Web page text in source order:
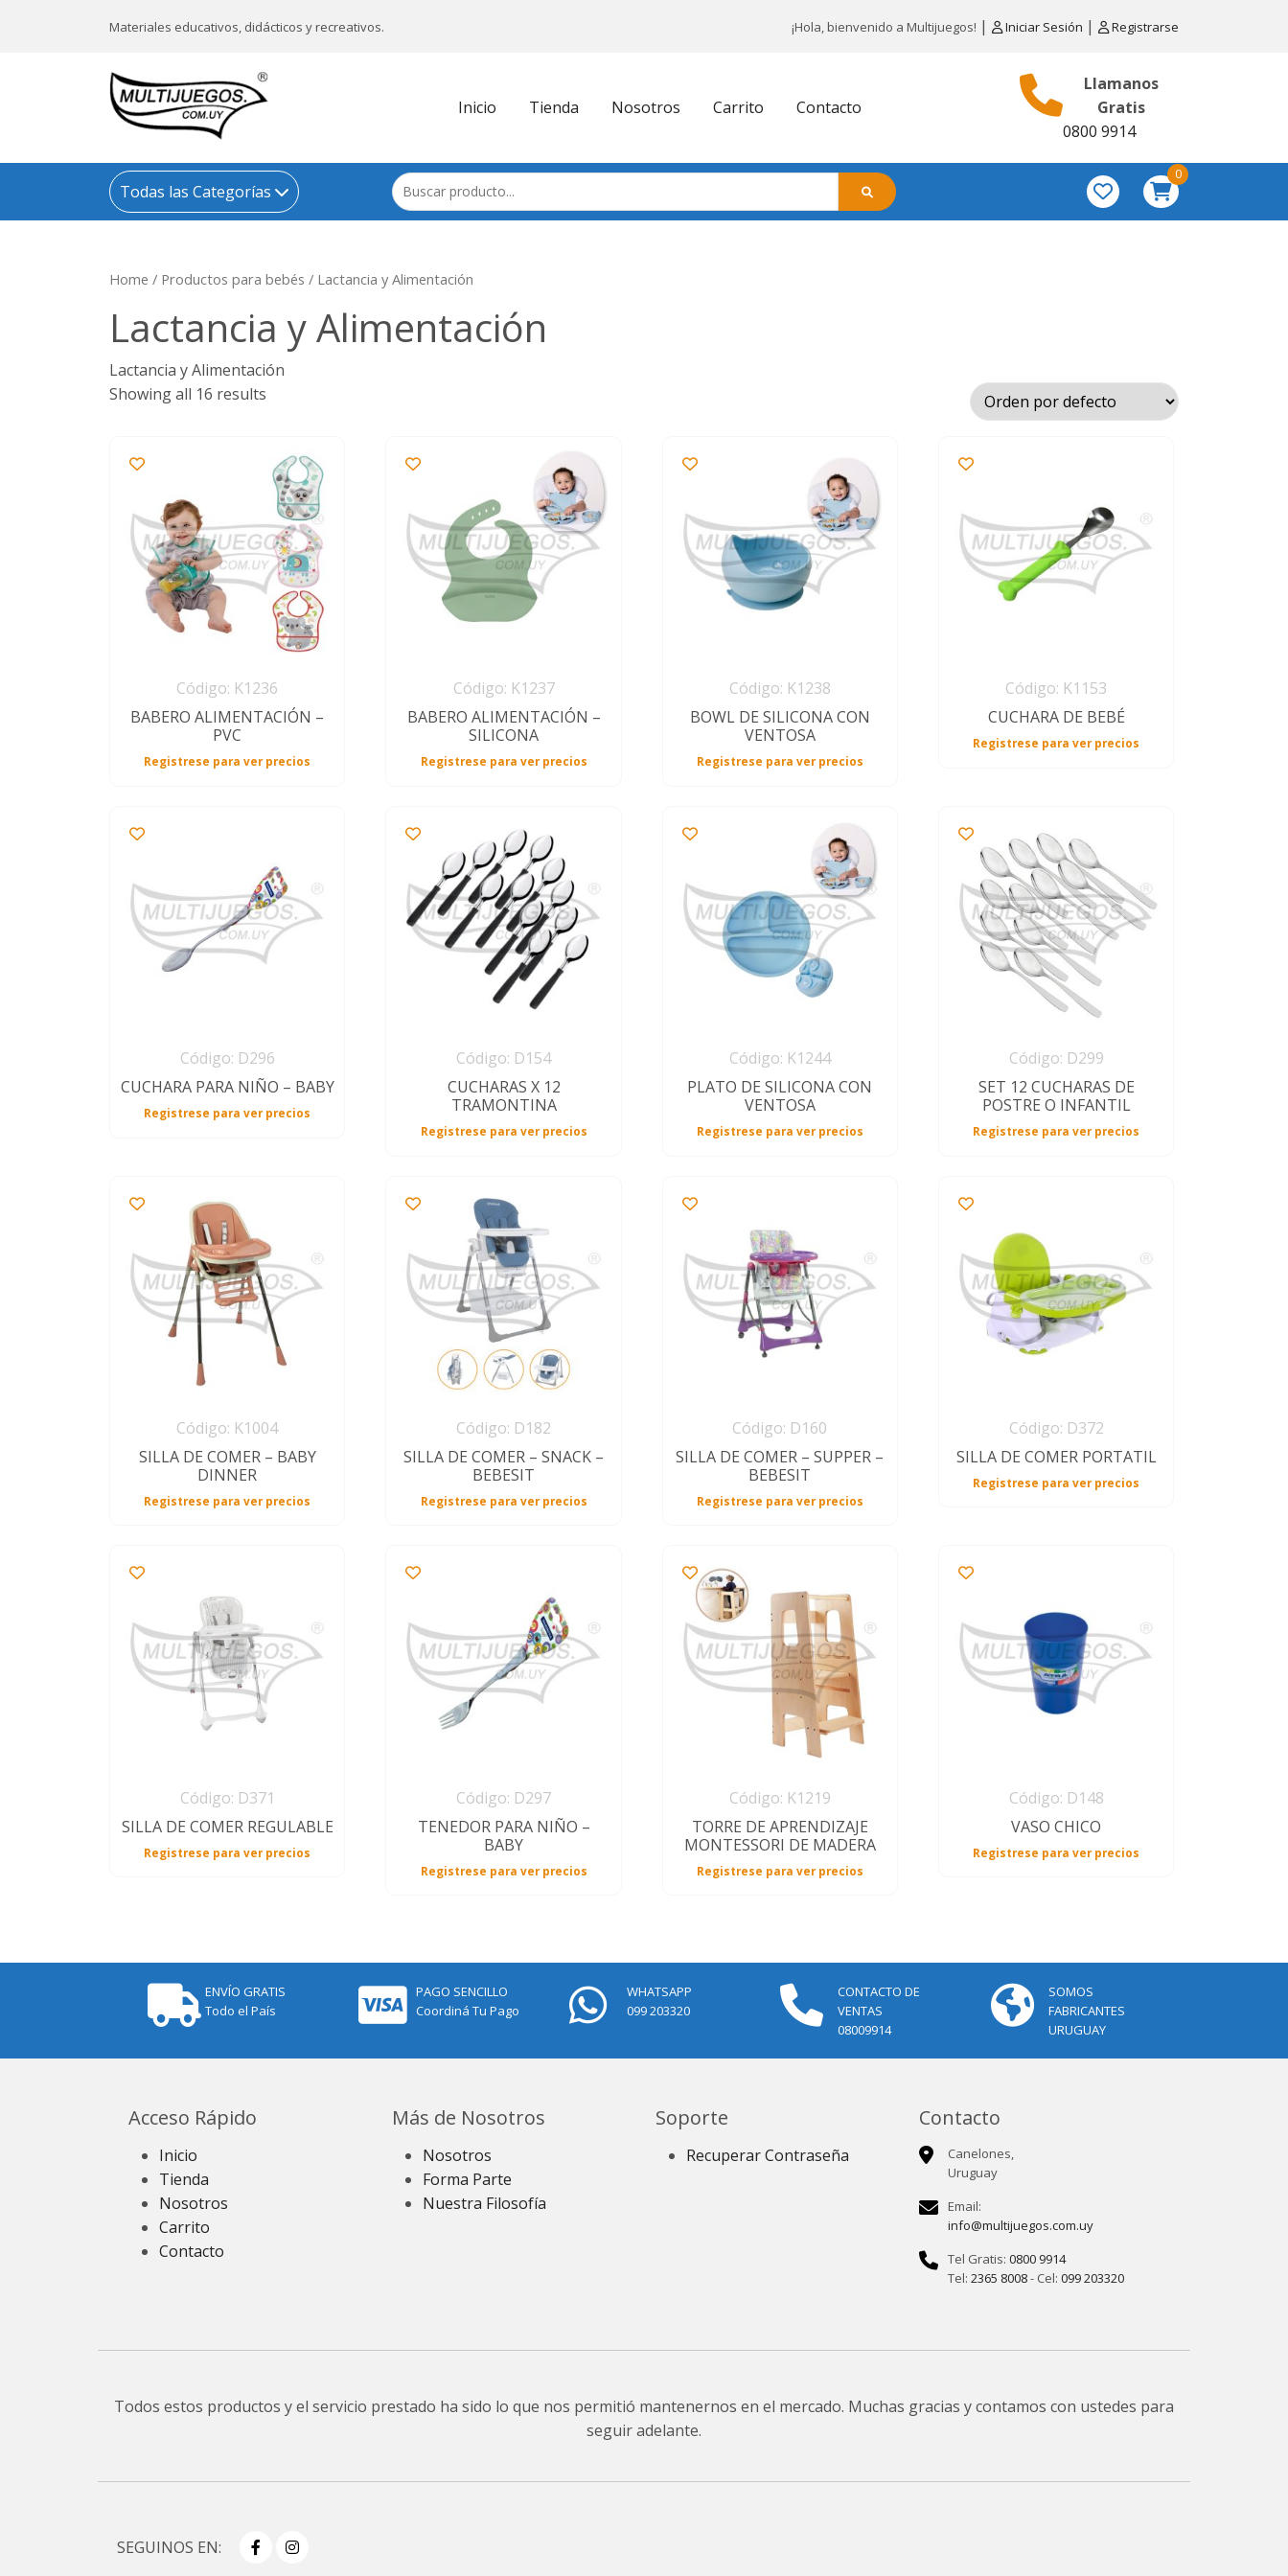
Materiales educativos, didácticos y recreativos. ¡Hola, bienvenido a Multijuegos! | Iniciar Sesión | Registrarse
Inicio Tienda Nosotros Carrito Contacto
Llamanos
Gratis
0800 9914
Todas las Categorías
0
Home / Productos para bebés / Lactancia y Alimentación
Lactancia y Alimentación
Lactancia y Alimentación
Showing all 16 results
Código: K1236
BABERO ALIMENTACIÓN –
PVC
Registrese para ver precios
Código: K1237
BABERO ALIMENTACIÓN –
SILICONA
Registrese para ver precios
Código: K1238
BOWL DE SILICONA CON
VENTOSA
Registrese para ver precios
Código: K1153
CUCHARA DE BEBÉ
Registrese para ver precios
Código: D296
CUCHARA PARA NIÑO – BABY
Registrese para ver precios
Código: D154
CUCHARAS X 12
TRAMONTINA
Registrese para ver precios
Código: K1244
PLATO DE SILICONA CON
VENTOSA
Registrese para ver precios
Código: D299
SET 12 CUCHARAS DE
POSTRE O INFANTIL
Registrese para ver precios
Código: K1004
SILLA DE COMER – BABY
DINNER
Registrese para ver precios
Código: D182
SILLA DE COMER – SNACK –
BEBESIT
Registrese para ver precios
Código: D160
SILLA DE COMER – SUPPER –
BEBESIT
Registrese para ver precios
Código: D372
SILLA DE COMER PORTATIL
Registrese para ver precios
Código: D371
SILLA DE COMER REGULABLE
Registrese para ver precios
Código: D297
TENEDOR PARA NIÑO –
BABY
Registrese para ver precios
Código: K1219
TORRE DE APRENDIZAJE
MONTESSORI DE MADERA
Registrese para ver precios
Código: D148
VASO CHICO
Registrese para ver precios
ENVÍO GRATIS
Todo el País
PAGO SENCILLO
Coordiná Tu Pago
WHATSAPP
099 203320
CONTACTO DE
VENTAS
08009914
SOMOS
FABRICANTES
URUGUAY
Acceso Rápido
Inicio
Tienda
Nosotros
Carrito
Contacto
Más de Nosotros
Nosotros
Forma Parte
Nuestra Filosofía
Soporte
Recuperar Contraseña
Contacto
Canelones,
Uruguay
Email:
info@multijuegos.com.uy
Tel Gratis: 0800 9914
Tel: 2365 8008- Cel: 099 203320
Todos estos productos y el servicio prestado ha sido lo que nos permitió mantenernos en el mercado. Muchas gracias y contamos con ustedes para
seguir adelante.
SEGUINOS EN: